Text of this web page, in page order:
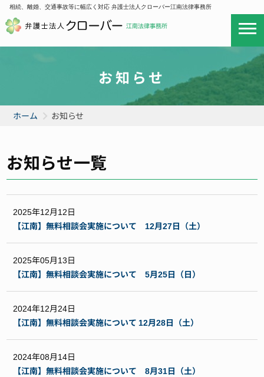
相続、離婚、交通事故等に幅広く対応 弁護士法人クローバー江南法律事務所
お知らせ
ホーム お知らせ
お知らせ一覧
2025年12月12日
【江南】無料相談会実施について 12月27日（土）
2025年05月13日
【江南】無料相談会実施について 5月25日（日）
2024年12月24日
【江南】無料相談会実施について 12月28日（土）
2024年08月14日
【江南】無料相談会実施について 8月31日（土）